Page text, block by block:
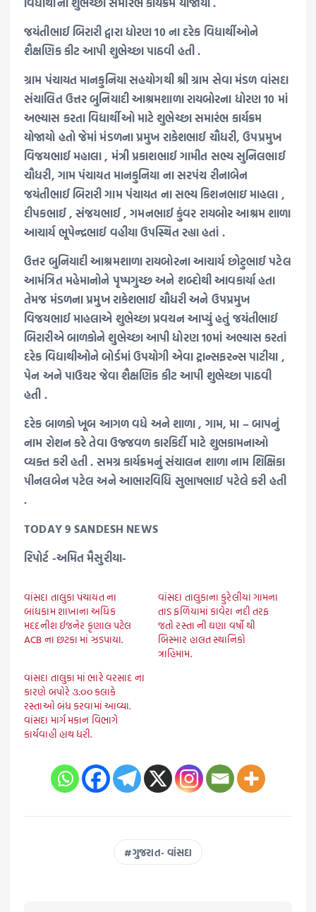
જયંતીભાઈ બિરારી દ્વારા ધોરણ 10 ના દરેક વિદ્યાર્થીઓને
શૈક્ષણિક કીટ આપી શુભેચ્છા પાઠવી હતી .
ગ્રામ પંચાયત માનકુનિયા સહયોગથી શ્રી ગ્રામ સેવા મંડળ વાંસદા
સંચાલિત ઉત્તર બુનિયાદી આશ્રમશાળા રાયબોરના ધોરણ 10 માં
અભ્યાસ કરતા વિદ્યાર્થીઓ માટે શુભેચ્છા સમારંભ કાર્યક્રમ
યોજાયો હતો જેમાં મંડળના પ્રમુખ રાકેશભાઈ ચૌધરી, ઉપપ્રમુખ
વિજયભાઈ મહાલા , મંત્રી પ્રકાશભાઈ ગામીત સભ્ય સુનિલભાઈ
ચૌધરી, ગામ પંચાયત માનકુનિયા ના સરપંચ રીનાબેન
જયંતીભાઈ બિરારી ગામ પંચાયત ના સભ્ય કિશનભાઇ માહલા ,
દીપકભાઈ , સંજયભાઈ , ગમનભાઈ કુંવર રાયબોર આશ્રમ શાળા
આચાર્ય ભૂપેન્દ્રભાઈ વહીયા ઉપસ્થિત રહ્યા હતાં .
ઉત્તર બુનિયાદી આશ્રમશાળા રાયબોરના આચાર્ય છોટુભાઈ પટેલ
આમંત્રિત મહેમાનોને પૃષ્પગુચ્છ અને શબ્દોથી આવકાર્યા હતા
તેમજ મંડળના પ્રમુખ રાકેશભાઈ ચૌધરી અને ઉપપ્રમુખ
વિજયભાઈ માહલાએ શુભેચ્છા પ્રવચન આપ્યું હતું જયંતીભાઈ
બિરારીએ બાળકોને શુભેચ્છા આપી ધોરણ 10માં અભ્યાસ કરતાં
દરેક વિદ્યાથીઓને બોર્ડમાં ઉપયોગી એવા ટ્રાન્સફરન્સ પાટીયા ,
પેન અને પાઉચર જેવા શૈક્ષણિક કીટ આપી શુભેચ્છા પાઠવી
હતી .
દરેક બાળકો ખૂબ આગળ વધે અને શાળા , ગામ, મા – બાપનું
નામ રોશન કરે તેવા ઉજ્જવળ કારકિર્દી માટે શુભકામનાઓ
વ્યક્ત કરી હતી . સમગ્ર કાર્યક્રમનું સંચાલન શાળા નામ શિક્ષિકા
પીનલબેન પટેલ અને આભારવિધિ સુભાષભાઈ પટેલે કરી હતી
.
TODAY 9 SANDESH NEWS
રિપોર્ટ -અમિત મૈસુરીયા-
વાંસદા તાલુકા પંચાયત ના
બાંધકામ શાખાના અધિક
મદદનીશ ઈજનેર કૃણાલ પટેલ
ACB ના છટકા માં ઝડપાયા.
વાંસદા તાલુકાના કુરેલીયા ગામના
તાડ ફળિયામાં કાવેરા નદી તરફ
જતો રસ્તા ની ઘણા વર્ષો થી
બિસ્માર હાલત સ્થાનિકો
ત્રાહિમામ.
વાંસદા તાલુકા માં ભારે વરસાદ ના
કારણે બપોરે ૩:૦૦ કલાકે
રસ્તાઓ બંધ કરવામાં આવ્યા.
વાંસદા માર્ગ મકાન વિભાગે
કાર્યવાહી હાથ ધરી.
ગુજરાત- વાંસદા